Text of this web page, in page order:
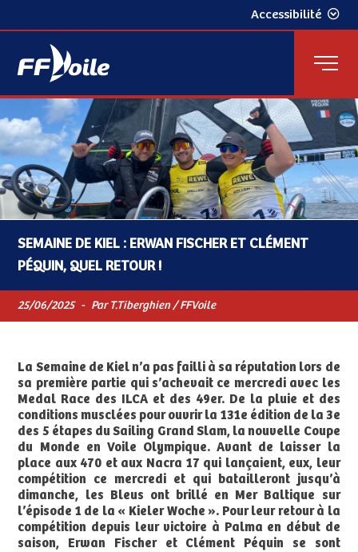
Accessibilité
SEMAINE DE KIEL : ERWAN FISCHER ET CLÉMENT
PÉQUIN, QUEL RETOUR !
25/06/2025 - Par T.Tiberghien / FFVoile
La Semaine de Kiel n’a pas failli à sa réputation lors de
sa première partie qui s’achevait ce mercredi avec les
Medal Race des ILCA et des 49er. De la pluie et des
conditions musclées pour ouvrir la 131e édition de la 3e
des 5 étapes du Sailing Grand Slam, la nouvelle Coupe
du Monde en Voile Olympique. Avant de laisser la
place aux 470 et aux Nacra 17 qui lançaient, eux, leur
compétition ce mercredi et qui batailleront jusqu’à
dimanche, les Bleus ont brillé en Mer Baltique sur
l’épisode 1 de la « Kieler Woche ». Pour leur retour à la
compétition depuis leur victoire à Palma en début de
saison, Erwan Fischer et Clément Péquin se sont